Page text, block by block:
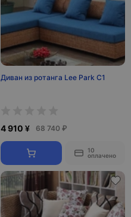
Диван из ротанга Lee Park C1
4 910 ¥ 68 740 ₽
10
оплачено